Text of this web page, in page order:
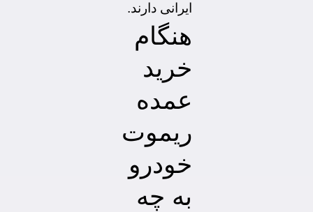
ایرانی دارند.
هنگام
خرید
عمده
ریموت
خودرو
به چه